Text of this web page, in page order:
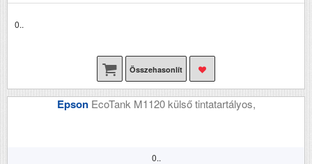
0..
Összehasonlít
Epson EcoTank M1120 külső tintatartályos,
0..